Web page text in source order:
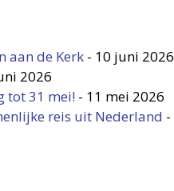
aan de Kerk - 10 juni 2026
2026
tot 31 mei! - 11 mei 2026
reis uit Nederland -